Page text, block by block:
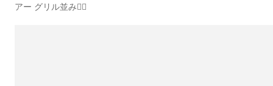
アー グリル並み☝🏼